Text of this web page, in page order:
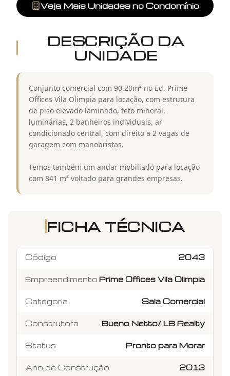
Veja Mais Unidades no Condomínio
DESCRIÇÃO DA
UNIDADE
Conjunto comercial com 90,20m² no Ed. Prime
Offices Vila Olimpia para locação, com estrutura
de piso elevado laminado, teto mineral,
luminárias, 2 banheiros individuais, ar
condicionado central, com direito a 2 vagas de
garagem com manobristas.
Temos também um andar mobiliado para locação
com 841 m² voltado para grandes empresas.
FICHA TÉCNICA
Código 2043
Empreendimento Prime Offices Vila Olimpia
Categoria Sala Comercial
Construtora Bueno Netto/ LB Realty
Status Pronto para Morar
Ano de Construção 2013